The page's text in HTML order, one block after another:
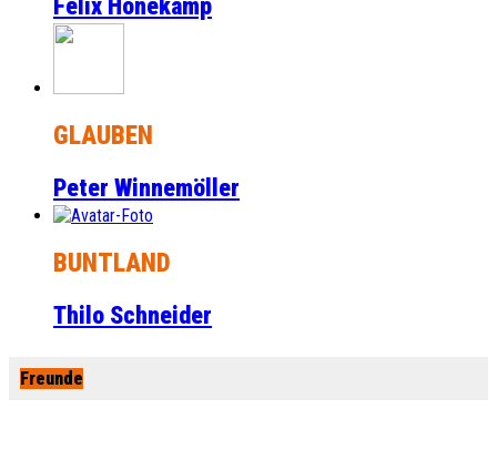
Felix Honekamp
GLAUBEN
Peter Winnemöller
BUNTLAND
Thilo Schneider
Freunde